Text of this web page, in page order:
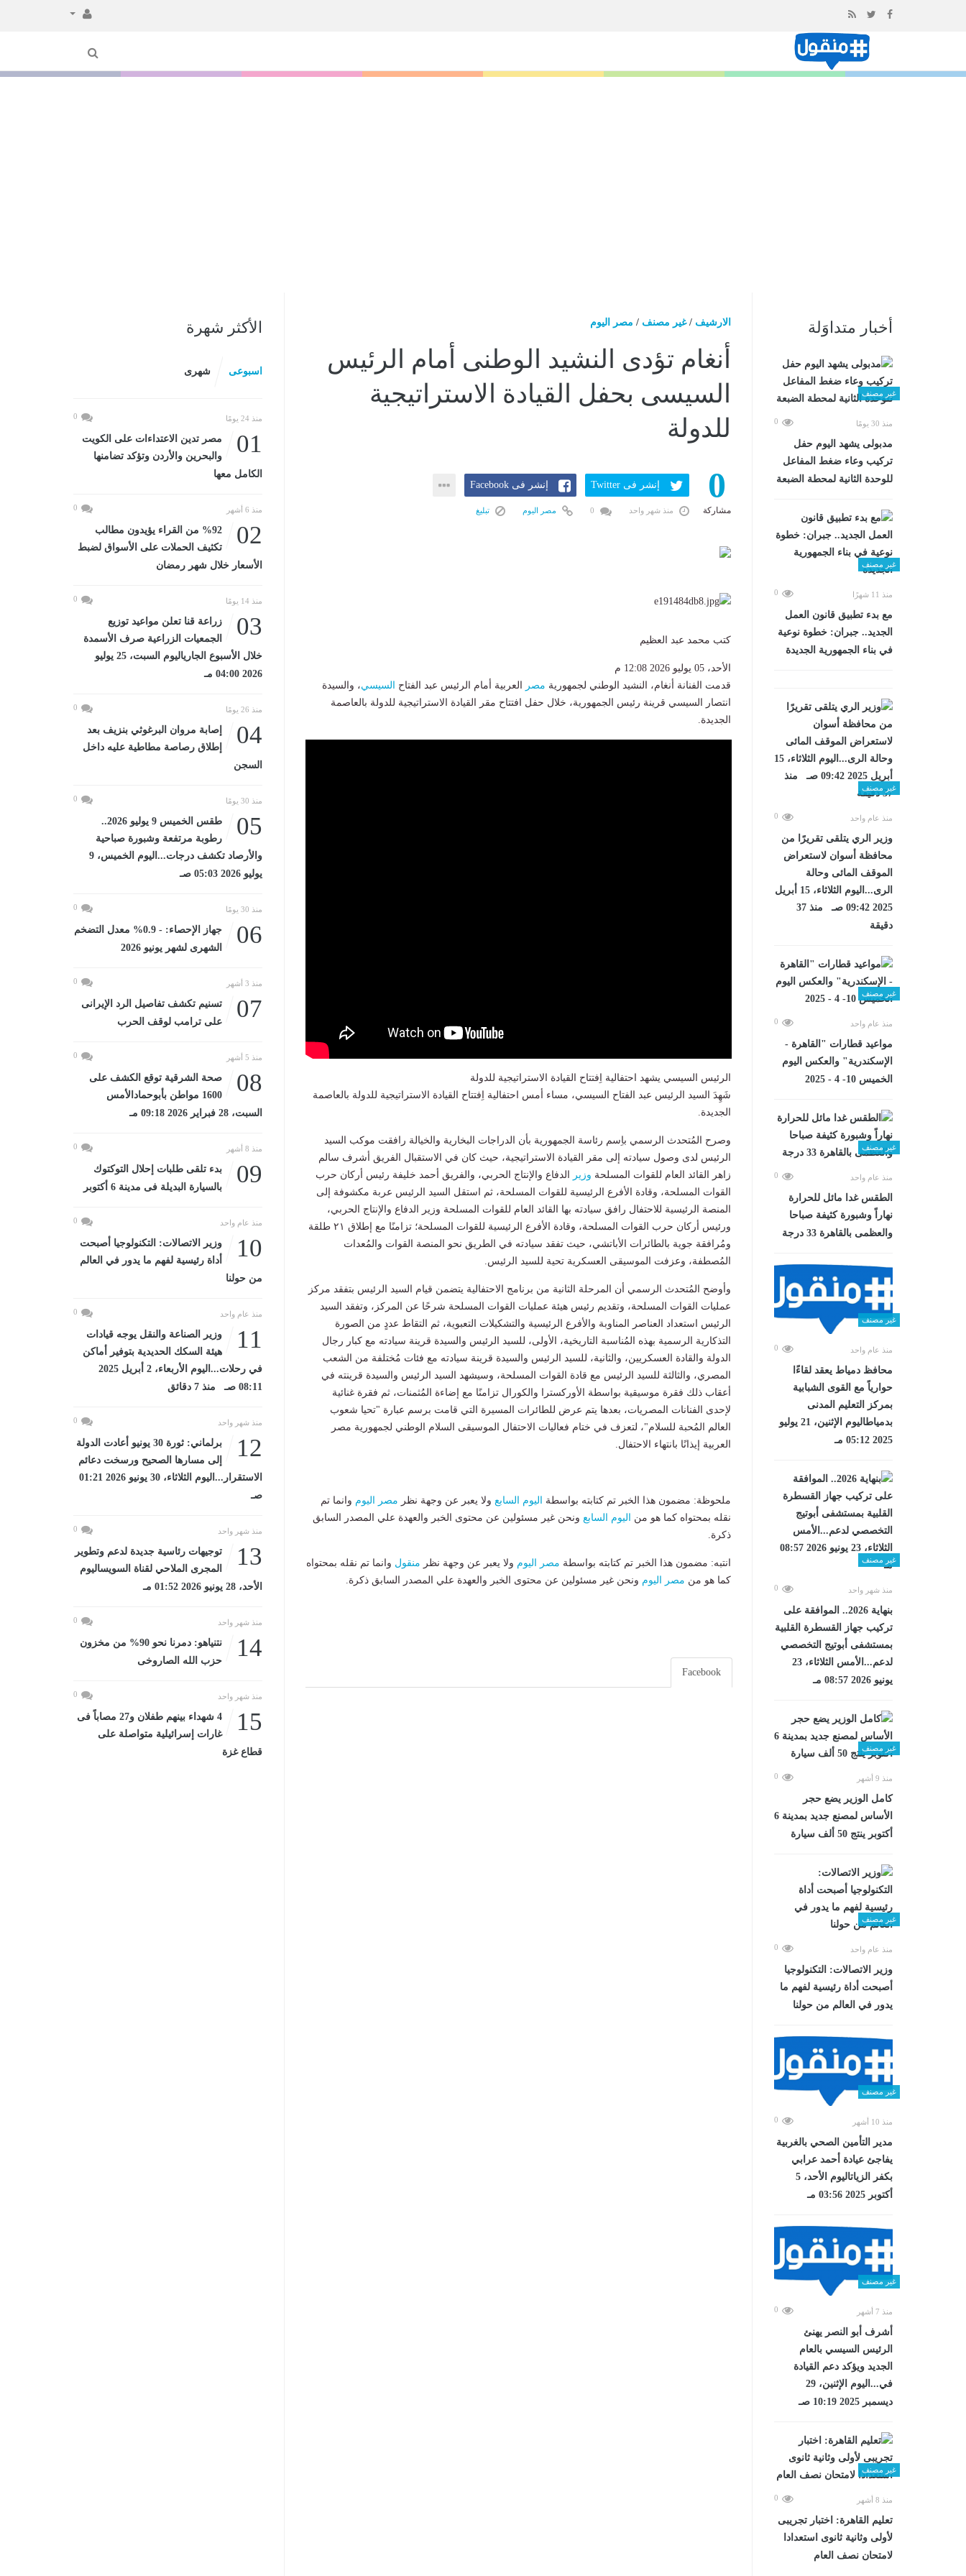
المحتوى
أخبار متداوَلة
غير مصنف
منذ 30 يومًا 0
مدبولى يشهد اليوم حفل
تركيب وعاء ضغط المفاعل
للوحدة الثانية لمحطة الضبعة
غير مصنف
منذ 11 شهرًا 0
مع بدء تطبيق قانون العمل
الجديد.. جبران: خطوة نوعية
في بناء الجمهورية الجديدة
غير مصنف
منذ عام واحد 0
وزير الري يتلقى تقريرًا من
محافظة أسوان لاستعراض
الموقف المائى وحالة
الرى...اليوم الثلاثاء، 15 أبريل
2025 09:42 صـ منذ 37
دقيقة
غير مصنف
منذ عام واحد 0
مواعيد قطارات "القاهرة -
الإسكندرية" والعكس اليوم
الخميس 10- 4 - 2025
غير مصنف
منذ عام واحد 0
الطقس غدا مائل للحرارة
نهاراً وشبورة كثيفة صباحا
والعظمى بالقاهرة 33 درجة
غير مصنف
منذ عام واحد 0
محافظ دمياط يعقد لقاءًا
حوارياً مع القوى الشبابية
بمركز التعليم المدنى
بدمياطاليوم الإثنين، 21 يوليو
2025 05:12 مـ
غير مصنف
منذ شهر واحد 0
بنهاية 2026.. الموافقة على
تركيب جهاز القسطرة القلبية
بمستشفى أبوتيج التخصصي
لدعم...الأمس الثلاثاء، 23
يونيو 2026 08:57 مـ
غير مصنف
منذ 9 أشهر 0
كامل الوزير يضع حجر
الأساس لمصنع جديد بمدينة 6
أكتوبر ينتج 50 ألف سيارة
غير مصنف
منذ عام واحد 0
وزير الاتصالات: التكنولوجيا
أصبحت أداة رئيسية لفهم ما
يدور في العالم من حولنا
غير مصنف
منذ 10 أشهر 0
مدير التأمين الصحي بالغربية
يفاجئ عيادة أحمد عرابي
بكفر الزياتاليوم الأحد، 5
أكتوبر 2025 03:56 مـ
غير مصنف
منذ 7 أشهر 0
أشرف أبو النصر يهنئ
الرئيس السيسي بالعام
الجديد ويؤكد دعم القيادة
في...اليوم الإثنين، 29
ديسمبر 2025 10:19 صـ
غير مصنف
منذ 8 أشهر 0
تعليم القاهرة: اختبار تجريبى
لأولى وثانية ثانوى استعدادا
لامتحان نصف العام
الارشيف /غير مصنف / مصر اليوم
أنغام تؤدى النشيد الوطنى أمام الرئيس
السيسى بحفل القيادة الاستراتيجية
للدولة
0
مشاركة
إنشر فى Twitter إنشر فى Facebook
منذ شهر واحد مصر اليوم تبليغ
كتب محمد عبد العظيم
الأحد، 05 يوليو 2026 12:08 م
قدمت الفنانة أنغام، النشيد الوطني لجمهورية مصر العربية أمام الرئيس عبد الفتاح السيسي، والسيدة
انتصار السيسي قرينة رئيس الجمهورية، خلال حفل افتتاح مقر القيادة الاستراتيجية للدولة بالعاصمة
الجديدة.
الرئيس السيسي يشهد احتفالية اِفتتاح القيادة الاستراتيجية للدولة
شَهِدَ السيد الرئيس عبد الفتاح السيسي، مساء أمس احتفالية اِفتتاح القيادة الاستراتيجية للدولة بالعاصمة
الجديدة.
وصرح المُتحدث الرسمي باِسم رئاسة الجمهورية بأن الدراجات البخارية والخيالة رافقت موكب السيد
الرئيس لدى وصول سيادته إلى مقر القيادة الاستراتيجية، حيث كان في الاستقبال الفريق أشرف سالم
زاهر القائد العام للقوات المسلحة وزير
الدفاع والإنتاج الحربي، والفريق أحمد خليفة رئيس أركان حرب
القوات المسلحة، وقادة الأفرع الرئيسية للقوات المسلحة، ثم استقل السيد الرئيس عربة مكشوفة إلى
المنصة الرئيسية للاحتفال رافق سيادته بها القائد العام للقوات المسلحة وزير الدفاع والإنتاج الحربي،
ورئيس أركان حرب القوات المسلحة، وقادة الأفرع الرئيسية للقوات المسلحة؛ تزامنًا مع إطلاق ٢١ طلقة
ومُرافقة جوية بالطائرات الأباتشي، حيث تفقد سيادته في الطريق نحو المنصة القوات والمُعدات
المُصطفة، وعزفت الموسيقى العسكرية تحية للسيد الرئيس.
وأوضح المُتحدث الرسمي أن المرحلة الثانية من برنامج الاحتفالية يتضمن قيام السيد الرئيس بتفقد مركز
عمليات القوات المسلحة، وتقديم رئيس هيئة عمليات القوات المسلحة شرحًا عن المركز، وتفقد السيد
الرئيس استعداد العناصر المناوبة والأفرع الرئيسية والتشكيلات التعبوية، ثم التقاط عددٍ من الصورة
التذكارية الرسمية بهذه المُناسبة التاريخية، الأولى، للسيد الرئيس والسيدة قرينة سيادته مع كبار رجال
الدولة والقادة العسكريين، والثانية، للسيد الرئيس والسيدة قرينة سيادته مع فئات مُختلفة من الشعب
المصري، والثالثة للسيد الرئيس مع قادة القوات المسلحة، وسيشهد السيد الرئيس والسيدة قرينته في
أعقاب ذلك فقرة موسيقية بواسطة الأوركسترا والكورال تزامنًا مع إضاءة المُثمنات، ثم فقرة غنائية
لإحدى الفنانات المصريات، بعدها يتم عرض للطائرات المسيرة التي قامت برسم عبارة "تحيا شعوب
العالم المُحبة للسلام"، لتعزف في ختام فعاليات الاحتفال الموسيقى السلام الوطني لجمهورية مصر
العربية إيذانًا بانتهاء الاحتفال.
ملحوظة: مضمون هذا الخبر تم كتابته بواسطة اليوم السابع ولا يعبر عن وجهة نظر مصر اليوم وانما تم
نقله بمحتواه كما هو من
اليوم السابع ونحن غير مسئولين عن محتوى الخبر والعهدة علي المصدر السابق
ذكرة.
انتبه: مضمون هذا الخبر تم كتابته بواسطة مصر اليوم ولا يعبر عن وجهة نظر منقول وانما تم نقله بمحتواه
كما هو من مصر اليوم ونحن غير مسئولين عن محتوى الخبر والعهدة علي المصدر السابق ذكرة.
Facebook
الأكثر شهرة
اسبوعى شهرى
منذ 24 يومًا 0
01
مصر تدين الاعتداءات على الكويت
والبحرين والأردن وتؤكد تضامنها
الكامل معها
منذ 6 أشهر 0
02
%92 من القراء يؤيدون مطالب
تكثيف الحملات على الأسواق لضبط
الأسعار خلال شهر رمضان
منذ 14 يومًا 0
03
زراعة قنا تعلن مواعيد توزيع
الجمعيات الزراعية صرف الأسمدة
خلال الأسبوع الجارياليوم السبت، 25 يوليو
2026 04:00 مـ
منذ 26 يومًا 0
04
إصابة مروان البرغوثي بنزيف بعد
إطلاق رصاصة مطاطية عليه داخل
السجن
منذ 30 يومًا 0
05
طقس الخميس 9 يوليو 2026..
رطوبة مرتفعة وشبورة صباحية
والأرصاد تكشف درجات...اليوم الخميس، 9
يوليو 2026 05:03 صـ
منذ 30 يومًا 0
06
جهاز الإحصاء: - 0.9% معدل التضخم
الشهرى لشهر يونيو 2026
منذ 3 أشهر 0
07
تسنيم تكشف تفاصيل الرد الإيرانى
على ترامب لوقف الحرب
منذ 5 أشهر 0
08
صحة الشرقية توقع الكشف على
1600 مواطن بأبوحمادالأمس
السبت، 28 فبراير 2026 09:18 مـ
منذ 8 أشهر 0
09
بدء تلقى طلبات إحلال التوكتوك
بالسيارة البديلة فى مدينة 6 أكتوبر
منذ عام واحد 0
10
وزير الاتصالات: التكنولوجيا أصبحت
أداة رئيسية لفهم ما يدور في العالم
من حولنا
منذ عام واحد 0
11
وزير الصناعة والنقل يوجه قيادات
هيئة السكك الحديدية بتوفير أماكن
في رحلات...اليوم الأربعاء، 2 أبريل 2025
08:11 صـ منذ 7 دقائق
منذ شهر واحد 0
12
برلماني: ثورة 30 يونيو أعادت الدولة
إلى مسارها الصحيح ورسخت دعائم
الاستقرار...اليوم الثلاثاء، 30 يونيو 2026 01:21
صـ
منذ شهر واحد 0
13
توجيهات رئاسية جديدة لدعم وتطوير
المجرى الملاحي لقناة السويساليوم
الأحد، 28 يونيو 2026 01:52 مـ
منذ شهر واحد 0
14
نتنياهو: دمرنا نحو 90% من مخزون
حزب الله الصاروخى
منذ شهر واحد 0
15
4 شهداء بينهم طفلان و27 مصاباً فى
غارات إسرائيلية متواصلة على
قطاع غزة